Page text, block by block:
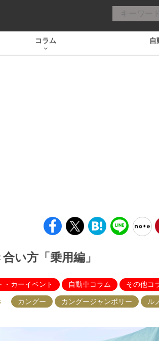
コラム 自
い方「乗用編」
・カーイベント 自動車コラム その他コ
カングー カングージャンボリー ル